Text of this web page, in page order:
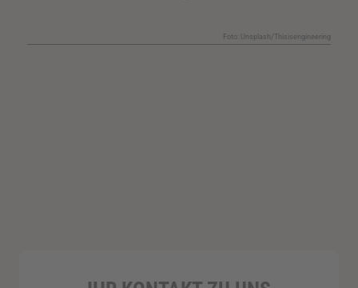
Foto: Unsplash/Thisisengineering